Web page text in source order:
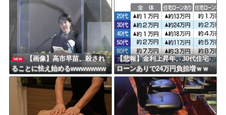
【動画】高速道路を走行中の車からリアガラスが飛んでくる事故(ﾟoﾟ)
8/4のニュース
日本旅行キャンセルすべきか…1万年ぶり史上最大級の火山の兆し＝韓国の反応
更新中止のお知らせ
海外「おめでとうタキ！」リヴァプール南野がバースデーゴール！！
NEW
【画像】高市早苗、殺され
ることに怯え始めるwwwwwww
ww
【悲報】金利上昇年、30代住宅
ローンありで24万円負担増ｗｗ
ｗｗｗｗｗｗｗｗｗｗ